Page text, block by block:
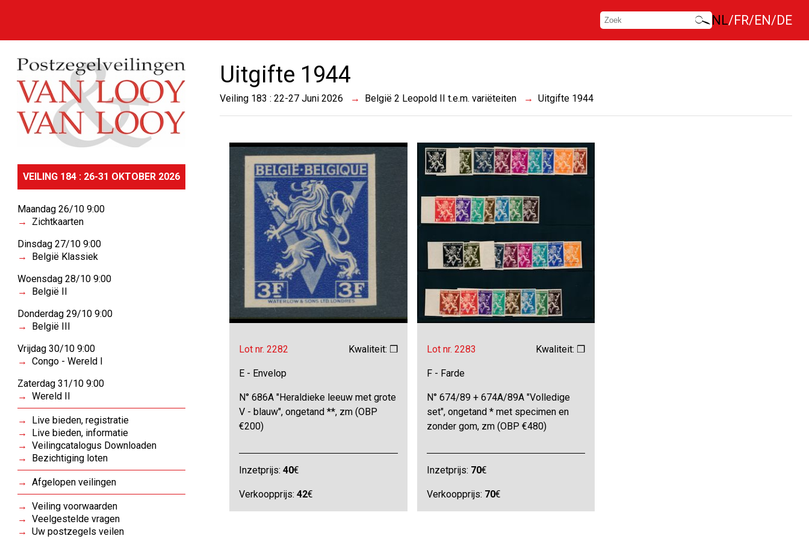
NL FR EN DE
VEILING 184 : 26-31 OKTOBER 2026
Maandag 26/10 9:00
Zichtkaarten
Dinsdag 27/10 9:00
België Klassiek
Woensdag 28/10 9:00
België II
Donderdag 29/10 9:00
België III
Vrijdag 30/10 9:00
Congo - Wereld I
Zaterdag 31/10 9:00
Wereld II
Live bieden, registratie
Live bieden, informatie
Veilingcatalogus Downloaden
Bezichtiging loten
Afgelopen veilingen
Veiling voorwaarden
Veelgestelde vragen
Uw postzegels veilen
Uitgifte 1944
Veiling 183 : 22-27 Juni 2026 België 2 Leopold II t.e.m. variëteiten Uitgifte 1944
Lot nr. 2282 Kwaliteit: ❒
E - Envelop
N° 686A "Heraldieke leeuw met grote
V - blauw", ongetand **, zm (OBP
€200)
Inzetprijs:40€
Verkoopprijs:42€
Lot nr. 2283 Kwaliteit: ❒
F - Farde
N° 674/89 + 674A/89A "Volledige
set", ongetand * met specimen en
zonder gom, zm (OBP €480)
Inzetprijs: 70€
Verkoopprijs: 70€